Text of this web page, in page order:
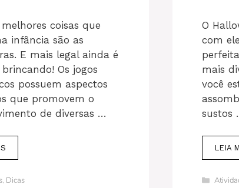
coisas que
infância são as
E mais legal ainda é
Os jogos
possuem aspectos
que promovem o
de diversas …
, Dicas
O
com
mais
você
sustos
LEIA